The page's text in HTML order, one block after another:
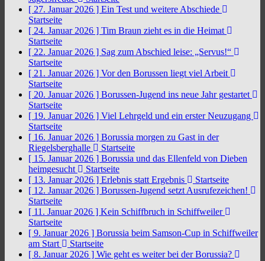
[ 27. Januar 2026 ] Ein Test und weitere Abschiede
Startseite
[ 24. Januar 2026 ] Tim Braun zieht es in die Heimat
Startseite
[ 22. Januar 2026 ] Sag zum Abschied leise: „Servus!“
Startseite
[ 21. Januar 2026 ] Vor den Borussen liegt viel Arbeit
Startseite
[ 20. Januar 2026 ] Borussen-Jugend ins neue Jahr gestartet
Startseite
[ 19. Januar 2026 ] Viel Lehrgeld und ein erster Neuzugang
Startseite
[ 16. Januar 2026 ] Borussia morgen zu Gast in der
Riegelsberghalle
Startseite
[ 15. Januar 2026 ] Borussia und das Ellenfeld von Dieben
heimgesucht
Startseite
[ 13. Januar 2026 ] Erlebnis statt Ergebnis
Startseite
[ 12. Januar 2026 ] Borussen-Jugend setzt Ausrufezeichen!
Startseite
[ 11. Januar 2026 ] Kein Schiffbruch in Schiffweiler
Startseite
[ 9. Januar 2026 ] Borussia beim Samson-Cup in Schiffweiler
am Start
Startseite
[ 8. Januar 2026 ] Wie geht es weiter bei der Borussia?